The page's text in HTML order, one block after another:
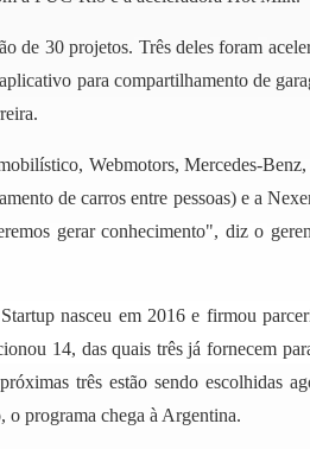
de 30 projetos. Três deles foram
para compartilhamento de
Webmotors, Mercedes-
de carros entre pessoas) e a
gerar conhecimento", diz o
nasceu em 2016 e firmou
14, das quais três já fornecem
três estão sendo escolhidas
programa chega à Argentina.